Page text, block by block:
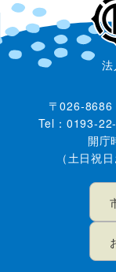
〒026-
Tel：0193-
開庁
（土日祝